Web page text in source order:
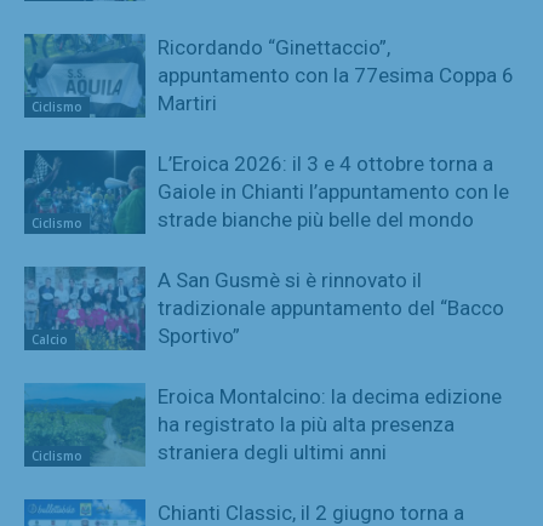
Ciclismo
Ricordando “Ginettaccio”,
appuntamento con la 77esima Coppa 6
Martiri
Ciclismo
L’Eroica 2026: il 3 e 4 ottobre torna a
Gaiole in Chianti l’appuntamento con le
strade bianche più belle del mondo
Calcio
A San Gusmè si è rinnovato il
tradizionale appuntamento del “Bacco
Sportivo”
Ciclismo
Eroica Montalcino: la decima edizione
ha registrato la più alta presenza
straniera degli ultimi anni
Chianti Classic, il 2 giugno torna a